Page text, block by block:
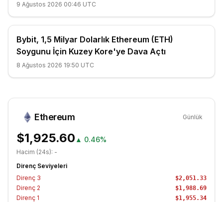
9 Ağustos 2026 00:46 UTC
Bybit, 1,5 Milyar Dolarlık Ethereum (ETH)
Soygunu İçin Kuzey Kore'ye Dava Açtı
8 Ağustos 2026 19:50 UTC
Ethereum Günlük
$1,925.60 ▲ 0.46%
Hacim (24s): -
Direnç Seviyeleri
Direnç 3 $2,051.33
Direnç 2 $1,988.69
Direnç 1 $1,955.34